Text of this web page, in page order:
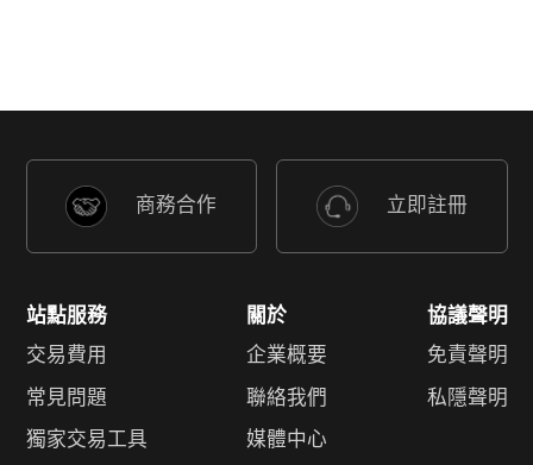
商務合作 立即註冊
站點服務
交易費用
常見問題
獨家交易工具
關於
企業概要
聯絡我們
媒體中心
協議聲明
免責聲明
私隱聲明